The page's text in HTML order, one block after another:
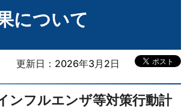
について
更新日：2026年3月2日
ンフルエンザ等対策行動計